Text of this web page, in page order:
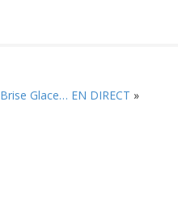
Brise Glace… EN DIRECT »